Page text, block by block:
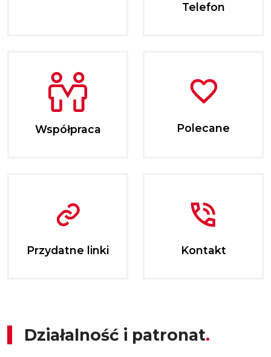
Telefon
Współpraca Polecane
Przydatne linki Kontakt
Działalność i patronat